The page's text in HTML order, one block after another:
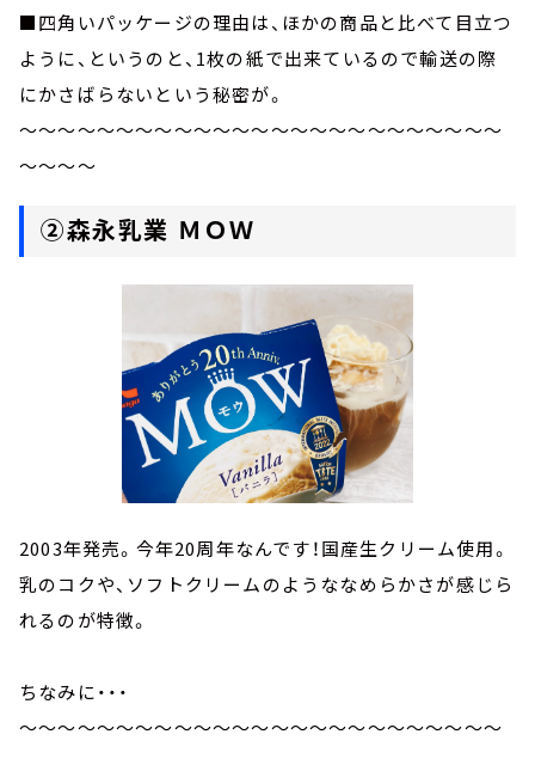
■四角いパッケージの理由は、ほかの商品と比べて目立つ
ように、というのと、1枚の紙で出来ているので輸送の際
にかさばらないという秘密が。
～～～～～～～～～～～～～～～～～～～～～～～～～
～～～～
②森永乳業 ＭＯＷ
2003年発売。今年20周年なんです！国産生クリーム使用。
乳のコクや、ソフトクリームのようななめらかさが感じら
れるのが特徴。
ちなみに・・・
～～～～～～～～～～～～～～～～～～～～～～～～～